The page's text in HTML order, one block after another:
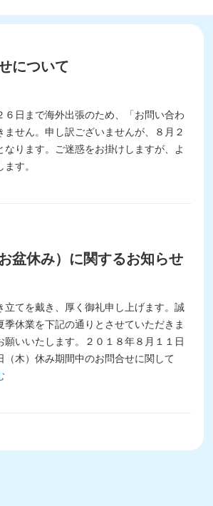
について
６日まで海外出張のため、「お問い合わ
ません。申し訳ございませんが、８月２
なります。ご迷惑をお掛けしますが、よ
す。
盆休み）に関するお知らせ
立てを戴き、厚く御礼申し上げます。誠
季休業を下記の通りとさせていただきま
願いいたします。２０１８年８月１１日
（木）休み期間中のお問合せに関して